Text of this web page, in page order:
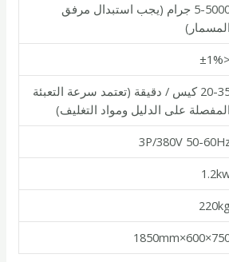
5-5000 جرام (يجب استبدال مرفق
المسمار)
<±1%
20-35 كيس / دقيقة (تعتمد سرعة التعبئة
المفصلة على الدليل ومواد التغليف)
3P/380V 50-
220kg